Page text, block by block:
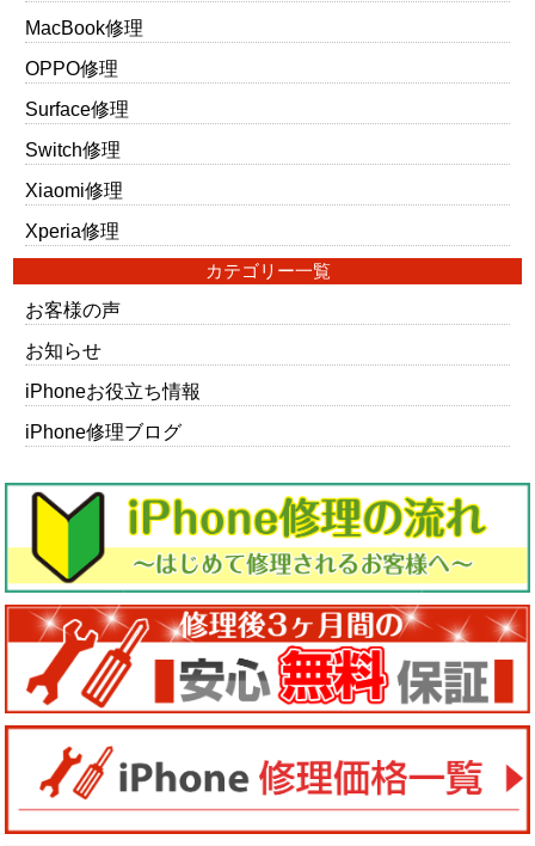
MacBook修理
OPPO修理
Surface修理
Switch修理
Xiaomi修理
Xperia修理
カテゴリー一覧
お客様の声
お知らせ
iPhoneお役立ち情報
iPhone修理ブログ